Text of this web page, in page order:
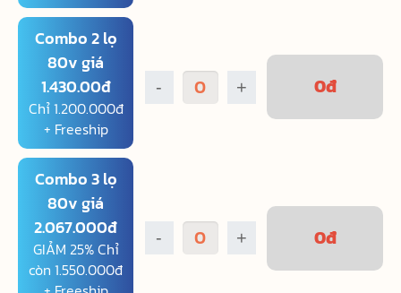
Combo 2 lọ
80v giá
1.430.00đ
Chỉ 1.200.000đ
+ Freeship
- + 0đ
Combo 3 lọ
80v giá
2.067.000đ
GIẢM 25% Chỉ
còn 1.550.000đ
- + 0đ